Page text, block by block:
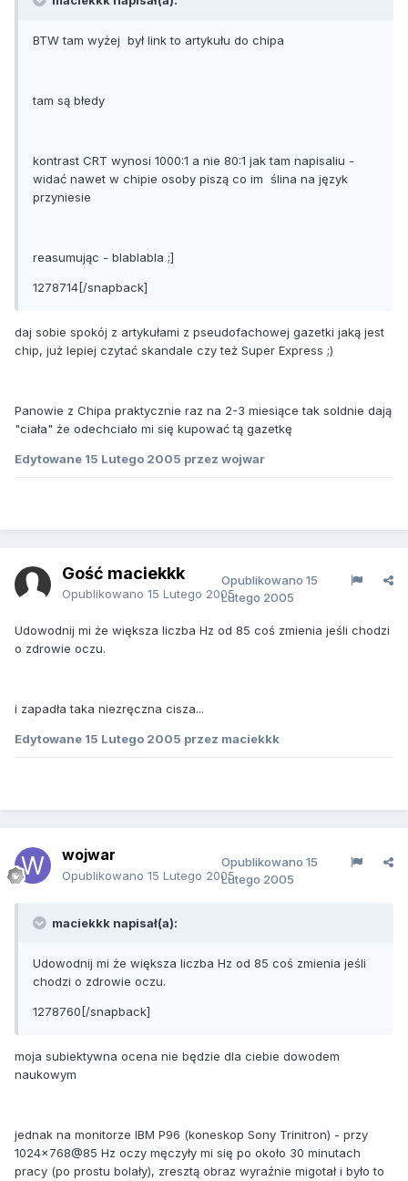
BTW tam wyżej był link to artykułu do chipa
tam są błedy
kontrast CRT wynosi 1000:1 a nie 80:1 jak tam napisaliu -
widać nawet w chipie osoby piszą co im ślina na język
przyniesie
reasumując - blablabla ;]
1278714[/snapback]
daj sobie spokój z artykułami z pseudofachowej gazetki jaką jest
chip, już lepiej czytać skandale czy też Super Express ;)
Panowie z Chipa praktycznie raz na 2-3 miesiące tak soldnie dają
"ciała" że odechciało mi się kupować tą gazetkę
Edytowane 15 Lutego 2005 przez wojwar
Gość maciekkk
Opublikowano 15 Lutego 2005
Opublikowano 15
Lutego 2005
Udowodnij mi że większa liczba Hz od 85 coś zmienia jeśli chodzi
o zdrowie oczu.
i zapadła taka niezręczna cisza...
Edytowane 15 Lutego 2005 przez maciekkk
wojwar
Opublikowano 15 Lutego 2005
Opublikowano 15
Lutego 2005
maciekkk napisał(a):
Udowodnij mi że większa liczba Hz od 85 coś zmienia jeśli
chodzi o zdrowie oczu.
1278760[/snapback]
moja subiektywna ocena nie będzie dla ciebie dowodem
naukowym
jednak na monitorze IBM P96 (koneskop Sony Trinitron) - przy
1024x768@85 Hz oczy męczyły mi się po około 30 minutach
pracy (po prostu bolały), zresztą obraz wyraźnie migotał i było to